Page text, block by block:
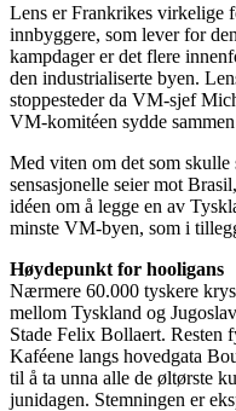
Lens er Frankrikes virkelige
innbyggere, som lever for
kampdager er det flere
den industrialiserte byen.
stoppesteder da VM-sjef
VM-komitéen sydde
Med viten om det som
sensasjonelle seier mot
idéen om å legge en av
minste VM-byen, som i
Høydepunkt for hooligans
Nærmere 60.000 tyskere
mellom Tyskland og
Stade Felix Bollaert. Resten
Kaféene langs hovedgata
til å ta unna alle de øltørste
junidagen. Stemningen er